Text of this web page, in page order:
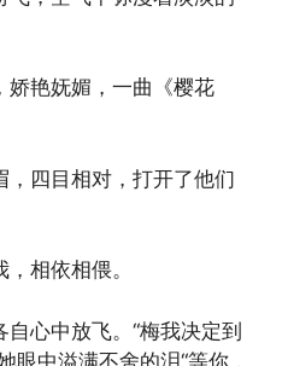
娇艳妩媚，一曲《樱花
四目相对，打开了他们
相依相偎。
心中放飞。“梅我决定到
眼中溢满不舍的泪“等你，